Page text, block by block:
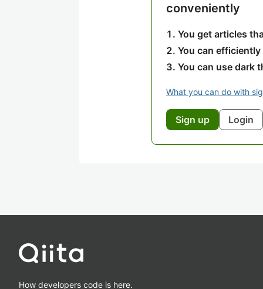
conveniently
You get articles
You can
You can use dark
What you can do with
Sign up Login
How developers code is here.